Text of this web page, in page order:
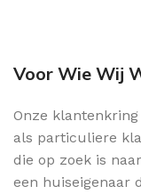
Voor Wie Wij
Onze
als particuliere
die op zoek is
een huiseigenaar